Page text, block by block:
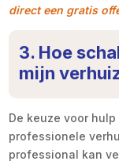
direct een gratis
3. Hoe
mijn
De keuze voor
professionele
professional kan